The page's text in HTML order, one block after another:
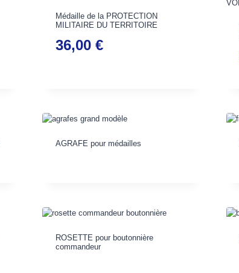
Médaille de la PROTECTION
MILITAIRE DU TERRITOIRE
36,00€
AGRAFE pour médailles
ROSETTE pour boutonnière
commandeur